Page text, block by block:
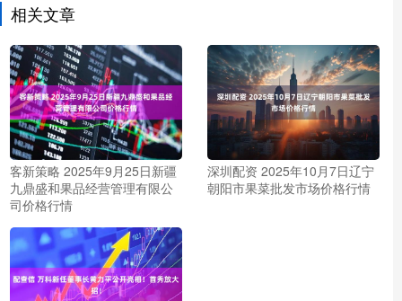
相关文章
客新策略 2025年9月25日新疆
九鼎盛和果品经营管理有限公
司价格行情
深圳配资 2025年10月7日辽宁
朝阳市果菜批发市场价格行情